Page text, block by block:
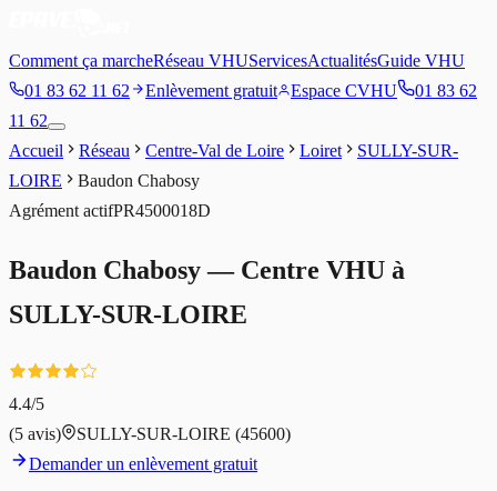
Comment ça marcheRéseau VHUServicesActualitésGuide VHU
01 83 62 11 62
Enlèvement gratuit Espace CVHU
01 83 62
11 62
Accueil
Réseau Centre-Val de Loire Loiret
SULLY-SUR-
LOIRE
Baudon Chabosy
Agrément actifPR4500018D
Baudon Chabosy— Centre VHU à
SULLY-SUR-LOIRE
4.4/5
(5 avis) SULLY-SUR-LOIRE (45600)
Demander un enlèvement gratuit